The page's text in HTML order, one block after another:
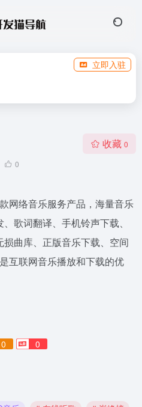
立即入驻
0
收藏 0
网络音乐服务产品，海量音乐
歌词翻译、手机铃声下载、
曲库、正版音乐下载、空间
互联网音乐播放和下载的优
0 0